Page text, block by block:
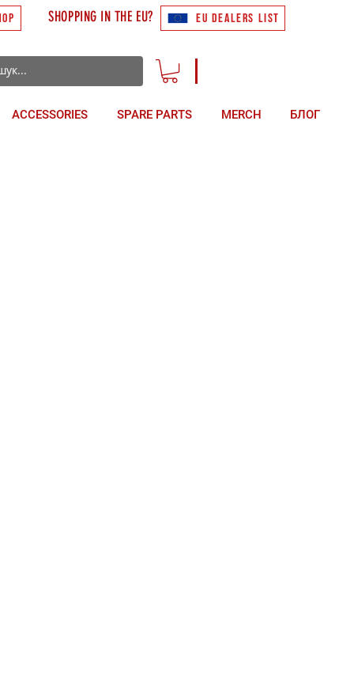
SHOPPING IN THE EU? EU DEALERS LIST
ACCESSORIES SPARE PARTS MERCH БЛОГ